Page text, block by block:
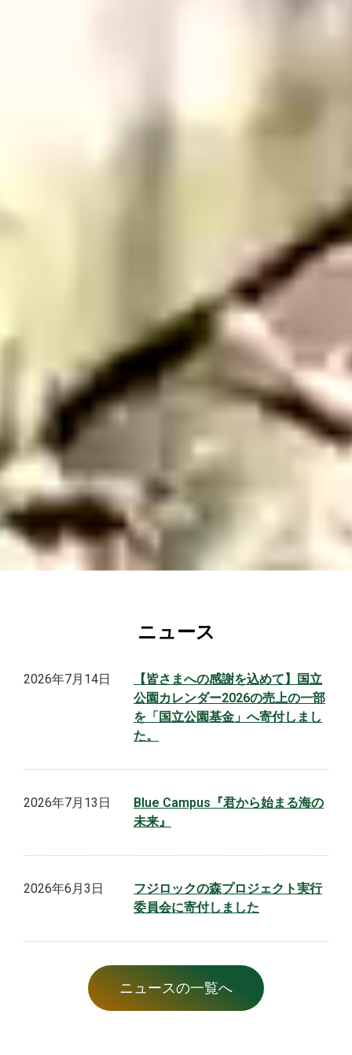
ニュース
【皆さまへの感謝を込めて】国立
公園カレンダー2026の売上の一部
を「国立公園基金」へ寄付しまし
た。
2026年7月14日
Blue Campus『君から始まる海の
未来』
2026年7月13日
フジロックの森プロジェクト実行
委員会に寄付しました
2026年6月3日
ニュースの一覧へ